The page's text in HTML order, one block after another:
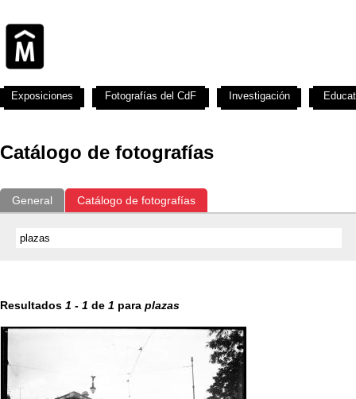
Catálogo de fotografías
General Catálogo de fotografías
Resultados 1 - 1 de 1 para plazas
Exposiciones Fotografías del CdF Investigación